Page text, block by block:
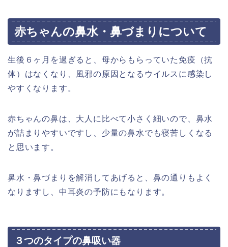
赤ちゃんの鼻水・鼻づまりについて
生後６ヶ月を過ぎると、母からもらっていた免疫（抗
体）はなくなり、風邪の原因となるウイルスに感染し
やすくなります。
赤ちゃんの鼻は、大人に比べて小さく細いので、鼻水
が詰まりやすいですし、少量の鼻水でも寝苦しくなる
と思います。
鼻水・鼻づまりを解消してあげると、鼻の通りもよく
なりますし、中耳炎の予防にもなります。
３つのタイプの鼻吸い器